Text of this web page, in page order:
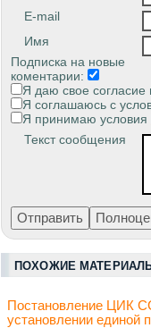
E-mail
Имя
Подписка на новые
коментарии:
Я даю свое согласие
Я соглашаюсь с
Я принимаю условия
Текст сообщения
ПОХОЖИЕ
Постановление ЦИК
установлении единой